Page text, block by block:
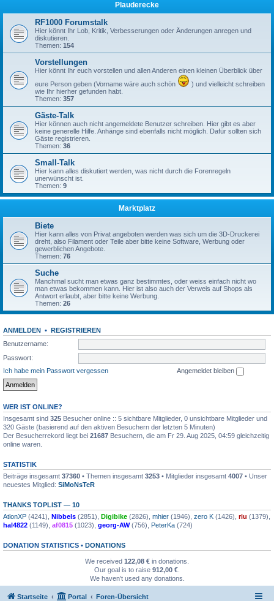
Plauderecke
RF1000 Forumstalk
Hier könnt Ihr Lob, Kritik, Verbesserungen oder Änderungen anregen und
diskutieren.
Themen: 154
Vorstellungen
Hier könnt Ihr euch vorstellen und allen Anderen einen kleinen Überblick über
eure Person geben (Vorname wäre auch schön
) und vielleicht schreiben
wie Ihr hierher gefunden habt.
Themen: 357
Gäste-Talk
Hier können auch nicht angemeldete Benutzer schreiben. Hier gibt es aber
keine generelle Hilfe. Anhänge sind ebenfalls nicht möglich. Dafür sollten sich
Gäste registrieren.
Themen: 36
Small-Talk
Hier kann alles diskutiert werden, was nicht durch die Forenregeln
unerwünscht ist.
Themen: 9
Marktplatz
Biete
Hier kann alles von Privat angeboten werden was sich um die 3D-Druckerei
dreht, also Filament oder Teile aber bitte keine Software, Werbung oder
gewerblichen Angebote.
Themen: 76
Suche
Manchmal sucht man etwas ganz bestimmtes, oder weiss einfach nicht wo
man etwas bekommen kann. Hier ist also auch der Verweis auf Shops als
Antwort erlaubt, aber bitte keine Werbung.
Themen: 26
ANMELDEN • REGISTRIEREN
Benutzername:
Passwort:
Ich habe mein Passwort vergessen
Angemeldet bleiben
WER IST ONLINE?
Insgesamt sind 325 Besucher online :: 5 sichtbare Mitglieder, 0 unsichtbare Mitglieder und
320 Gäste (basierend auf den aktiven Besuchern der letzten 5 Minuten)
Der Besucherrekord liegt bei 21687 Besuchern, die am Fr 29. Aug 2025, 04:59 gleichzeitig
online waren.
STATISTIK
Beiträge insgesamt 37360 • Themen insgesamt 3253 • Mitglieder insgesamt 4007 • Unser
neuestes Mitglied: SiMoNsTeR
THANKS TOPLIST — 10
AtlonXP (4241), Nibbels (2851), Digibike (2826), mhier (1946), zero K (1426), riu (1379),
hal4822 (1149), af0815 (1023), georg-AW(756), PeterKa (724)
DONATION STATISTICS • DONATIONS
We received 122,08 € in donations.
Our goal is to raise 912,00 €
We haven’t used any donations.
Startseite Portal Foren-Übersicht